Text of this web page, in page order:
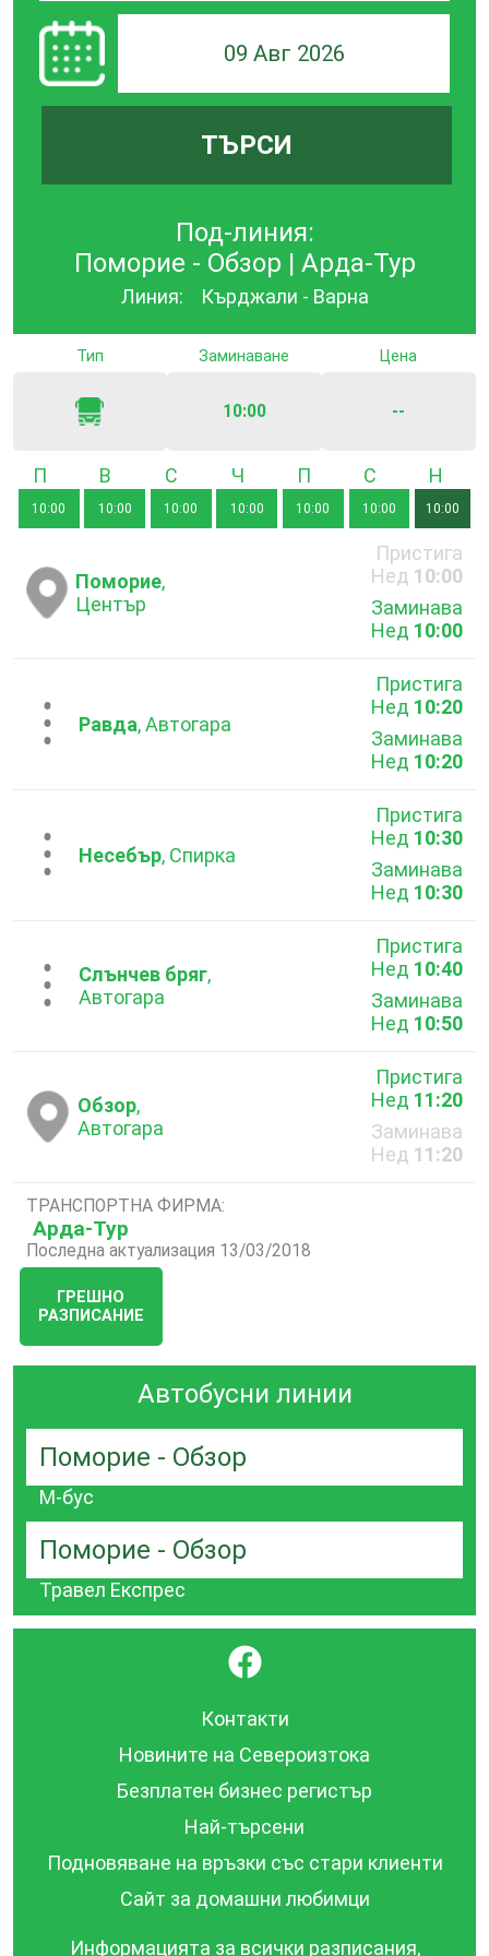
09 Авг 2026
ТЪРСИ
Под-линия:
Поморие - Обзор | Арда-Тур
Линия: Кърджали - Варна
Тип Заминаване
10:00
Цена
--
Понеделник
10:00
Вторник
10:00 10:00
Четвъртък
10:00 10:00
Събота
10:00 10:00
Поморие,
Център
Пристига
Нед 10:00
Заминава
Нед 10:00
...Равда, Автогара
Пристига
Нед 10:20
Заминава
Нед 10:20
...Несебър, Спирка
Пристига
Нед 10:30
Заминава
Нед 10:30
...Слънчев бряг,
Автогара
Пристига
Нед 10:40
Заминава
Нед 10:50
Обзор,
Автогара
Пристига
Нед 11:20
Заминава
Нед 11:20
ТРАНСПОРТНА ФИРМА:
Арда-Тур
Последна актуализация 13/03/2018
ГРЕШНО
РАЗПИСАНИЕ
Автобусни линии
Поморие - Обзор
М-бус
Поморие - Обзор
Травел Експрес
}
Контакти
Новините на Североизтока
Безплатен бизнес регистър
Най-търсени
Подновяване на връзки със стари клиенти
Сайт за домашни любимци
Информацията за всички разписания,